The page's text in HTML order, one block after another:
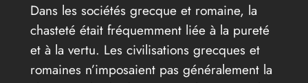
Dans les sociétés grecque et romaine, la
chasteté était fréquemment liée à la pureté
et à la vertu. Les civilisations grecques et
romaines n’imposaient pas généralement la